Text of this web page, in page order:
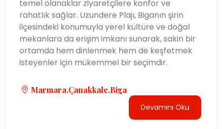
temel olanaklar ziyaretçilere konfor ve
rahatlık sağlar. Uzundere Plajı, Biganın şirin
ilçesindeki konumuyla yerel kültüre ve doğal
mekanlara da erişim imkanı sunarak, sakin bir
ortamda hem dinlenmek hem de keşfetmek
isteyenler için mükemmel bir seçimdir.
Marmara,Çanakkale,Biga
Devamını Oku